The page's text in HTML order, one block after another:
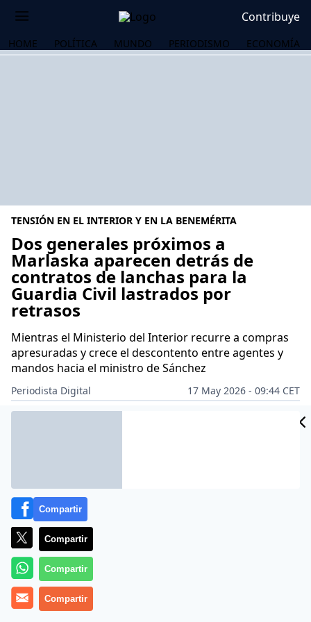
Contribuye
HOME POLÍTICA MUNDO PERIODISMO ECONOMÍA
TENSIÓN EN EL INTERIOR Y EN LA BENEMÉRITA
Dos generales próximos a
Marlaska aparecen detrás de
contratos de lanchas para la
Guardia Civil lastrados por
retrasos
Mientras el Ministerio del Interior recurre a compras
apresuradas y crece el descontento entre agentes y
mandos hacia el ministro de Sánchez
Periodista Digital
17 May 2026 - 09:44 CET
Archivado en:
Compartir
Compartir
Compartir
Compartir